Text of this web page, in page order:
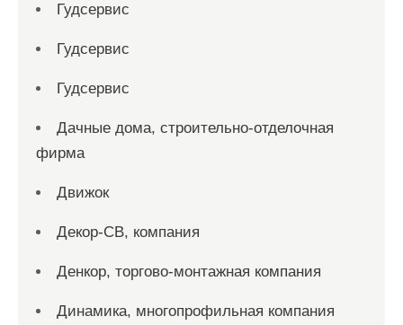
Гудсервис
Гудсервис
Гудсервис
Дачные дома, строительно-отделочная
фирма
Движок
Декор-СВ, компания
Денкор, торгово-монтажная компания
Динамика, многопрофильная компания